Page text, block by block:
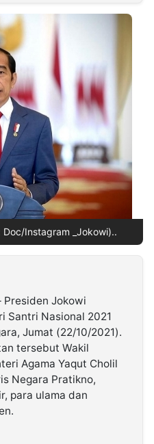
Instagram _Jokowi)..
Presiden Jokowi
Santri Nasional 2021
Jumat (22/10/2021).
tersebut Wakil
Agama Yaqut Cholil
Negara Pratikno,
para ulama dan